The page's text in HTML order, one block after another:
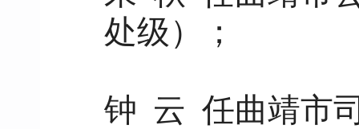
处级）；
钟 云 任曲靖市